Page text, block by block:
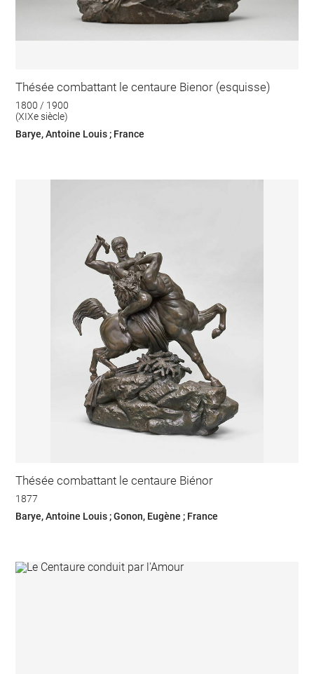
Thésée combattant le centaure Bienor (esquisse)
1800 / 1900
(XIXe siècle)
Barye, Antoine Louis ; France
Thésée combattant le centaure Biénor
1877
Barye, Antoine Louis ; Gonon, Eugène ; France